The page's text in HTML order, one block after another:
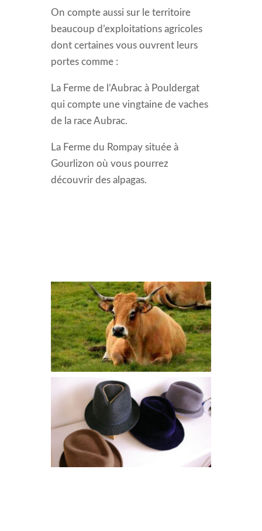
On compte aussi sur le territoire
beaucoup d’exploitations agricoles
dont certaines vous ouvrent leurs
portes comme :
La Ferme de l’Aubrac à Pouldergat
qui compte une vingtaine de vaches
de la race Aubrac.
La Ferme du Rompay située à
Gourlizon où vous pourrez
découvrir des alpagas.